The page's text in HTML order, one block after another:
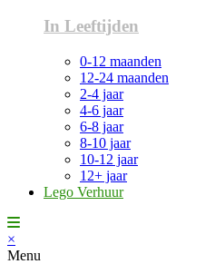
In Leeftijden
0-12 maanden
12-24 maanden
2-4 jaar
4-6 jaar
6-8 jaar
8-10 jaar
10-12 jaar
12+ jaar
Lego Verhuur
×
Menu